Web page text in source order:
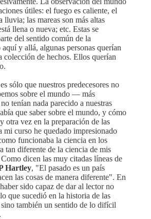
útiles: el fuego es caliente, el
lluvia; las mareas son más altas
llena o nueva; etc. Estas se
del sentido común de la
y allá, algunas personas querían
colección de hechos. Ellos querían
sólo que nuestros predecesores no
sobre el mundo — más
tenían nada parecido a nuestras
que saber sobre el mundo, y cómo
otra vez en la preparación de las
mi curso he quedado impresionado
funcionaba la ciencia en los
tan diferente de la ciencia de mis
dicen las muy citadas líneas de
Hartley, "El pasado es un país
las cosas de manera diferente". En
sido capaz de dar al lector no
que sucedió en la historia de las
sino también un sentido de lo difícil